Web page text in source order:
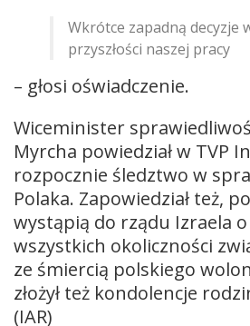
Wkrótce zapadną decyzje
przyszłości naszej pracy
– głosi oświadczenie.
Wiceminister
Myrcha powiedział w TVP
rozpocznie śledztwo w
Polaka. Zapowiedział też,
wystąpią do rządu Izraela
wszystkich okoliczności
ze śmiercią polskiego
złożył też kondolencje
(IAR)